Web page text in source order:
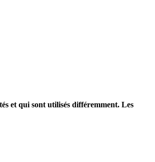
et qui sont utilisés différemment. Les